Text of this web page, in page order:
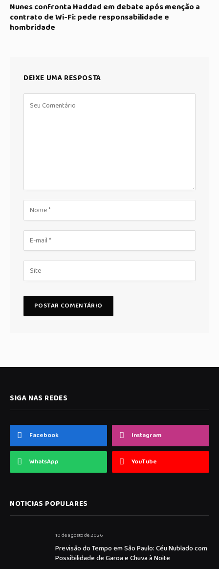
Nunes confronta Haddad em debate após menção a
contrato de Wi-Fi: pede responsabilidade e
hombridade
DEIXE UMA RESPOSTA
SIGA NAS REDES
Facebook Instagram
WhatsApp YouTube
NOTICIAS POPULARES
10 de agosto de 2026
Previsão do Tempo em São Paulo: Céu Nublado com
Possibilidade de Garoa e Chuva à Noite